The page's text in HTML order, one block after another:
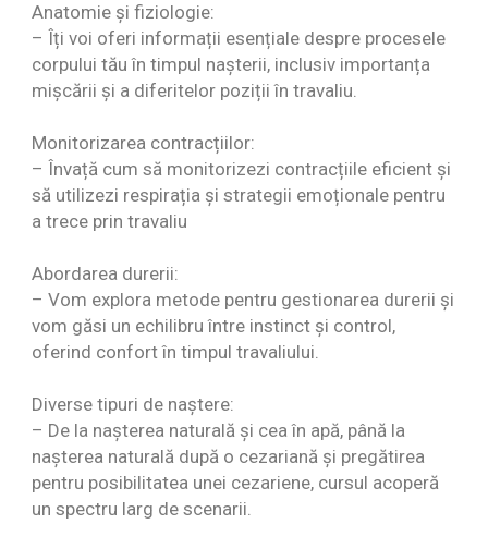
Anatomie și fiziologie:
– Îți voi oferi informații esențiale despre procesele
corpului tău în timpul nașterii, inclusiv importanța
mișcării și a diferitelor poziții în travaliu.
Monitorizarea contracțiilor:
– Învață cum să monitorizezi contracțiile eficient și
să utilizezi respirația și strategii emoționale pentru
a trece prin travaliu
Abordarea durerii:
– Vom explora metode pentru gestionarea durerii și
vom găsi un echilibru între instinct și control,
oferind confort în timpul travaliului.
Diverse tipuri de naștere:
– De la nașterea naturală și cea în apă, până la
nașterea naturală după o cezariană și pregătirea
pentru posibilitatea unei cezariene, cursul acoperă
un spectru larg de scenarii.